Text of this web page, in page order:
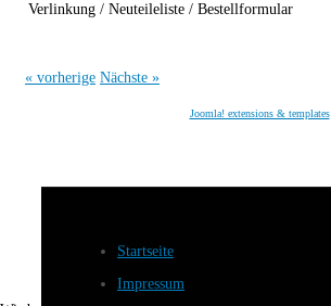
Verlinkung / Neuteileliste / Bestellformular
« vorherige Nächste »
Joomla! extensions & templates
Startseite
Impressum